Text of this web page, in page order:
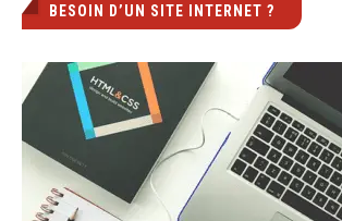
BESOIN D’UN SITE INTERNET ?